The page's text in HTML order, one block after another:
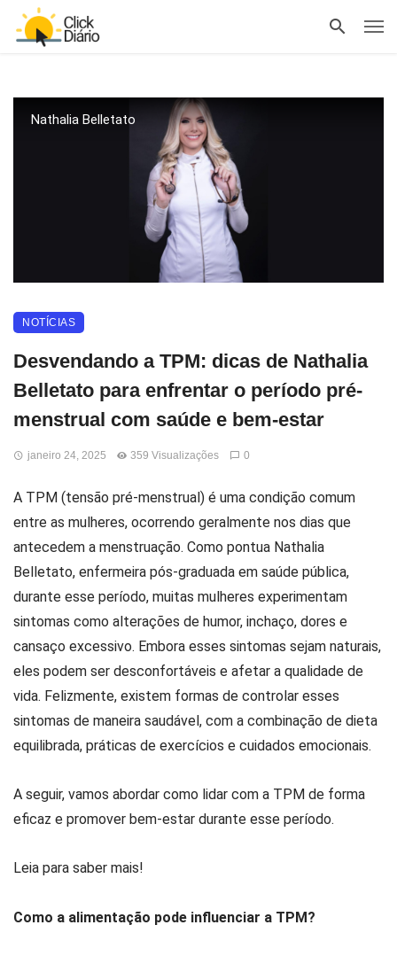
Nathalia Belletato
NOTÍCIAS
Desvendando a TPM: dicas de Nathalia
Belletato para enfrentar o período pré-
menstrual com saúde e bem-estar
janeiro 24, 2025 359 Visualizações 0
A TPM (tensão pré-menstrual) é uma condição comum
entre as mulheres, ocorrendo geralmente nos dias que
antecedem a menstruação. Como pontua Nathalia
Belletato, enfermeira pós-graduada em saúde pública,
durante esse período, muitas mulheres experimentam
sintomas como alterações de humor, inchaço, dores e
cansaço excessivo. Embora esses sintomas sejam naturais,
eles podem ser desconfortáveis e afetar a qualidade de
vida. Felizmente, existem formas de controlar esses
sintomas de maneira saudável, com a combinação de dieta
equilibrada, práticas de exercícios e cuidados emocionais.
A seguir, vamos abordar como lidar com a TPM de forma
eficaz e promover bem-estar durante esse período.
Leia para saber mais!
Como a alimentação pode influenciar a TPM?